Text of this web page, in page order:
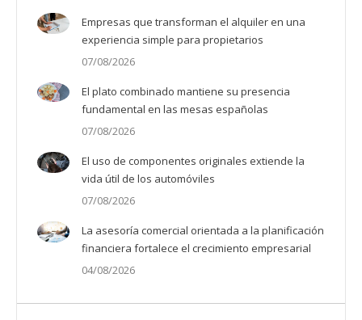
Empresas que transforman el alquiler en una
experiencia simple para propietarios
07/08/2026
El plato combinado mantiene su presencia
fundamental en las mesas españolas
07/08/2026
El uso de componentes originales extiende la
vida útil de los automóviles
07/08/2026
La asesoría comercial orientada a la planificación
financiera fortalece el crecimiento empresarial
04/08/2026